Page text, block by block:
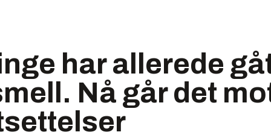
har allerede
Nå går det